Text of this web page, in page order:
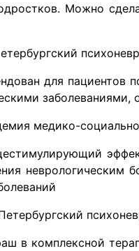
Можно
для пациентов
медико-
неврологическим
в комплексной